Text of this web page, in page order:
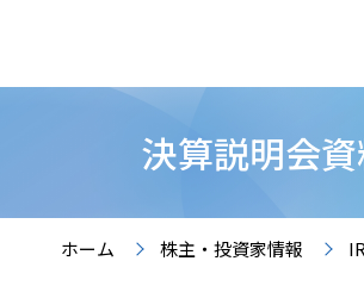
決算説明会
ホーム 株主・投資家情報